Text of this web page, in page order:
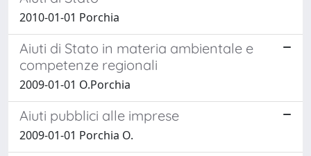
2010-01-01 Porchia
Aiuti di Stato in materia ambientale e
competenze regionali
2009-01-01 O.Porchia
Aiuti pubblici alle imprese
2009-01-01 Porchia O.